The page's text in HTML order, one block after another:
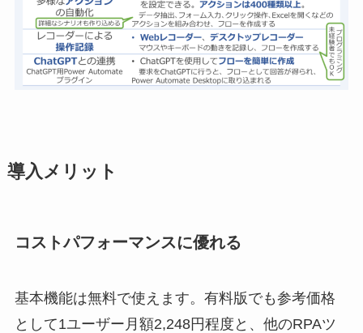
導入メリット
コストパフォーマンスに優れる
基本機能は無料で使えます。有料版でも参考価格
として1ユーザー月額2,248円程度と、他のRPAツ